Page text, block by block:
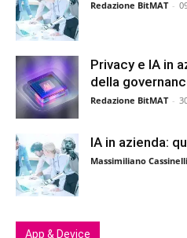
Redazione BitMAT -
Privacy e IA in
della
Redazione BitMAT -
IA in azienda:
Massimiliano Cassinelli
App & Device